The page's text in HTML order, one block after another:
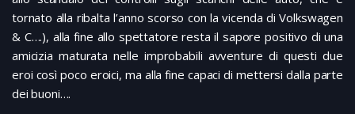
tornato alla ribalta l’anno scorso con la vicenda di Volkswagen
& C….), alla fine allo spettatore resta il sapore positivo di una
amicizia maturata nelle improbabili avventure di questi due
eroi così poco eroici, ma alla fine capaci di mettersi dalla parte
dei buoni….